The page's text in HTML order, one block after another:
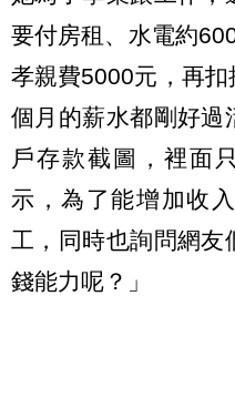
要付房租、水電約
孝親費5000元，再
個月的薪水都剛好過
戶存款截圖，裡面
示，為了能增加收
工，同時也詢問網友
錢能力呢？」